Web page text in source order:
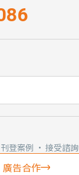
登案例 · 接受諮詢
廣告合作